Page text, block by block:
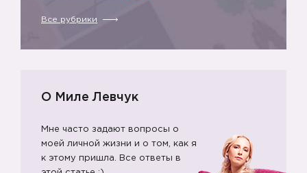
🌷
Все рубрики
О Миле Левчук
Мне часто задают вопросы о
моей личной жизни и о том, как я
к этому пришла. Все ответы в